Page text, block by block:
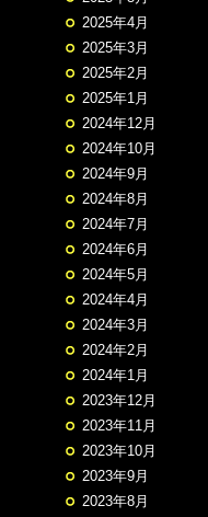
2025年4月
2025年3月
2025年2月
2025年1月
2024年12月
2024年10月
2024年9月
2024年8月
2024年7月
2024年6月
2024年5月
2024年4月
2024年3月
2024年2月
2024年1月
2023年12月
2023年11月
2023年10月
2023年9月
2023年8月